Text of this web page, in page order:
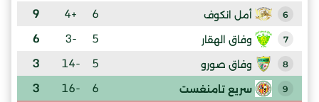
6 أمل انكوف 6
+4
9
7 وفاق الهقار 5
-3
6
8 وفاق صورو 5
-14
3
9 سريع تامنغست 6
-16
3